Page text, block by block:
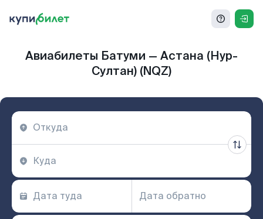
Авиабилеты Батуми — Астана (Нур-
Султан) (NQZ)